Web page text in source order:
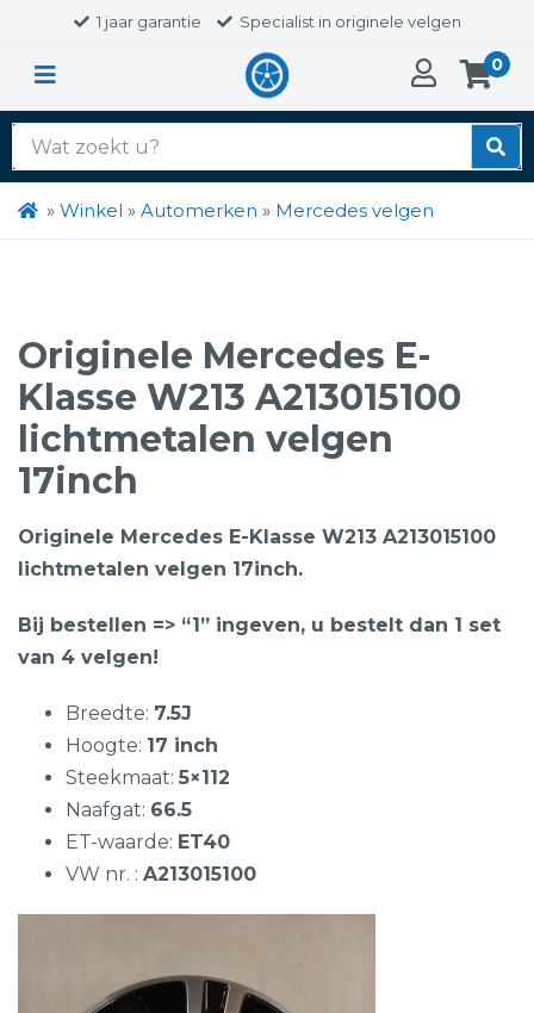
1 jaar garantie Specialist in originele velgen
0
Zoek
naar:
» Winkel » Automerken » Mercedes velgen
Originele Mercedes E-
Klasse W213 A213015100
lichtmetalen velgen
17inch
Originele Mercedes E-Klasse W213 A213015100
lichtmetalen velgen 17inch.
Bij bestellen => “1” ingeven, u bestelt dan 1 set
van 4 velgen!
Breedte: 7.5J
Hoogte: 17 inch
Steekmaat: 5×112
Naafgat: 66.5
ET-waarde: ET40
VW nr. : A213015100